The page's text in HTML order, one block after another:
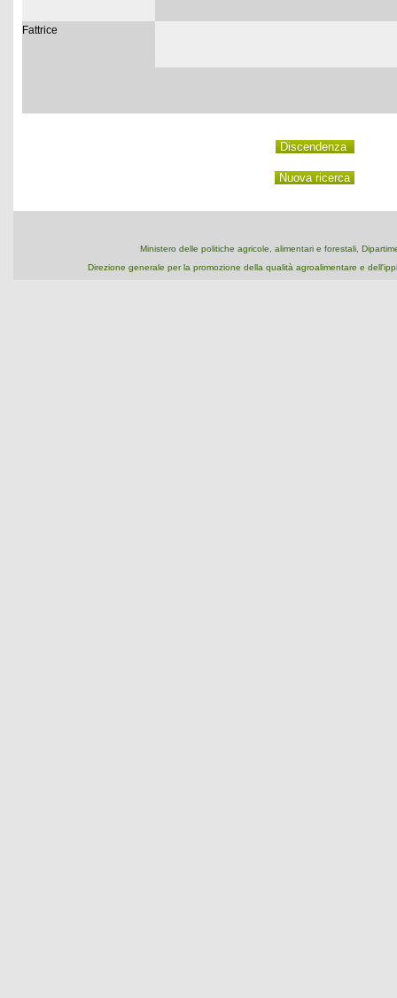
Fattrice
Ministero delle politiche agricole, alimentari e forestali,
Direzione generale per la promozione della qualità agroalimentare e